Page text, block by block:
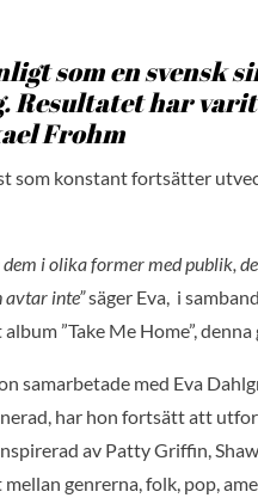
som en svensk
Resultatet har
Frohm
som konstant fortsätter
i olika former med publik,
avtar inte”säger Eva, i
”Take Me Home”, denna
samarbetade med Eva
har hon fortsätt att
av Patty Griffin,
genrerna, folk, pop,